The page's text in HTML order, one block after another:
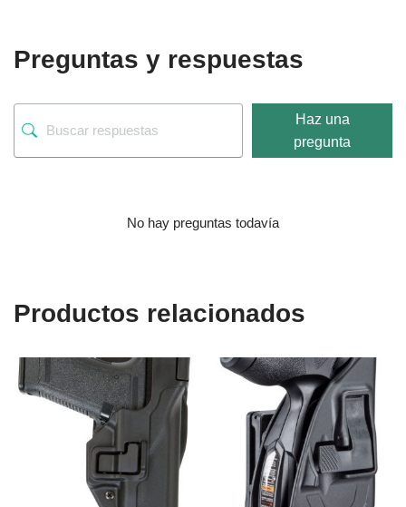
Preguntas y respuestas
Haz una
pregunta
No hay preguntas todavía
Productos relacionados